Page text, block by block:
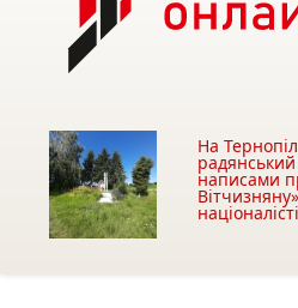
На
написами